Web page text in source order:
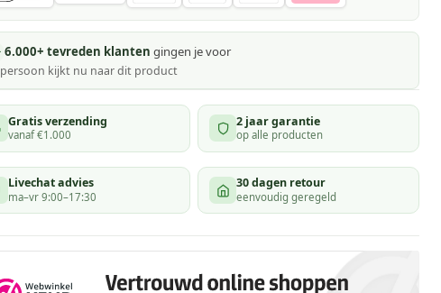
6.000+ tevreden klanten gingen je voor
persoon kijkt nu naar dit product
Gratis verzending
vanaf €1.000
2 jaar garantie
op alle producten
Livechat advies
ma–vr 9:00–17:30
30 dagen retour
eenvoudig geregeld